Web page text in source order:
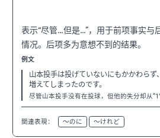
表示“尽管…但是…”，用于前项事实与
情况。后项多为意想不到的结果。
例文
山本投手は投げていないにもかかわら
増えてしまったのです。
尽管山本投手没有在投球，但他的失分却从“1”
関連表現： 〜のに 〜けれど